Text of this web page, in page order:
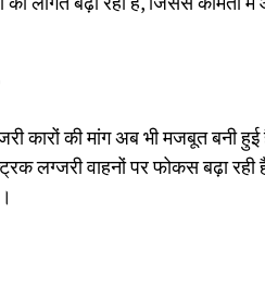
कारों की मांग अब भी मजबूत बनी हुई
लग्जरी वाहनों पर फोकस बढ़ा